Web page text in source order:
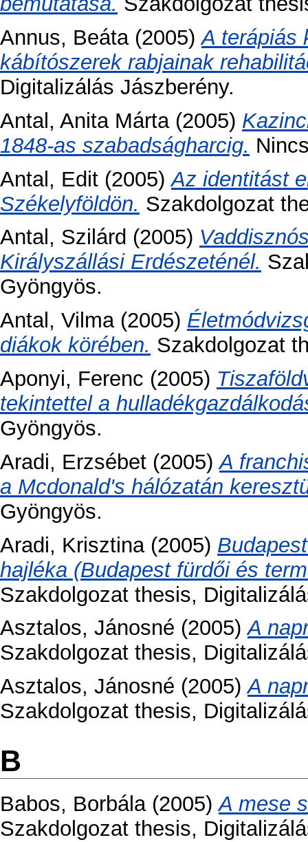
Annus, Beáta(2005)A terápiás
kábítószerek rabjainak
Digitalizálás Jászberény.
Antal, Anita Márta(2005)
1848-as szabadságharcig.
Antal, Edit (2005)Az identitást
Székelyföldön. Szakdolgozat
Antal, Szilárd (2005)
Királyszállási Erdészeténél.
Gyöngyös.
Antal, Vilma(2005)
diákok körében. Szakdolgozat
Aponyi, Ferenc (2005)
tekintettel a
Gyöngyös.
Aradi, Erzsébet (2005)A
a Mcdonald's hálózatán
Gyöngyös.
Aradi, Krisztina(2005)
hajléka (Budapest fürdői és
Szakdolgozat thesis,
Asztalos, Jánosné (2005)A
Szakdolgozat thesis,
Asztalos, Jánosné (2005)A
Szakdolgozat thesis,
B
Babos, Borbála(2005)A mese
Szakdolgozat thesis,